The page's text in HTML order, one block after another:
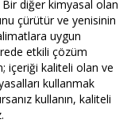
diğer kimyasal olan
çürütür ve yenisinin
uygun
etkili çözüm
içeriği kaliteli olan ve
kullanmak
kullanın, kaliteli